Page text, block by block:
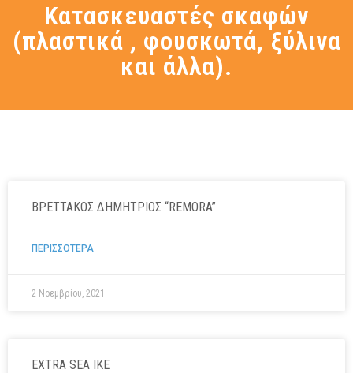
Κατασκευαστές σκαφών
(πλαστικά , φουσκωτά, ξύλινα
και άλλα).
ΒΡΕΤΤΑΚΟΣ ΔΗΜΗΤΡΙΟΣ “REMORA”
ΠΕΡΙΣΣΟΤΕΡΑ
2 Νοεμβρίου, 2021
EXTRA SEA IKE